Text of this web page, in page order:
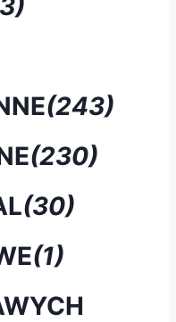
(243)
(230)
(30)
(1)